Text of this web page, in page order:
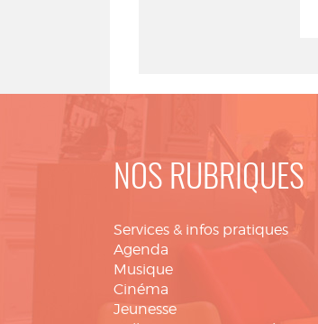
NOS RUBRIQUES
Services & infos pratiques
Agenda
Musique
Cinéma
Jeunesse